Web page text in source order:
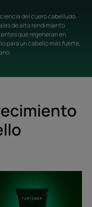
del cuero cabelludo.
de alto rendimiento
que regeneran en
para un cabello más fuerte,
activador
del